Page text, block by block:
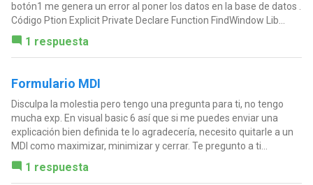
botón1 me genera un error al poner los datos en la base de datos .
Código Ption Explicit Private Declare Function FindWindow Lib...
1 respuesta
Formulario MDI
Disculpa la molestia pero tengo una pregunta para ti, no tengo
mucha exp. En visual basic 6 así que si me puedes enviar una
explicación bien definida te lo agradecería, necesito quitarle a un
MDI como maximizar, minimizar y cerrar. Te pregunto a ti...
1 respuesta